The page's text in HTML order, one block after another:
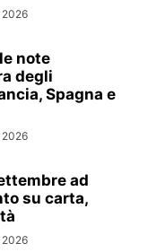
2026
note
degli
Spagna e
2026
ad
su carta,
2026